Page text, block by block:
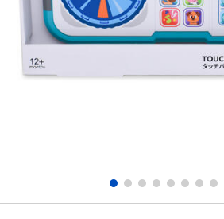
อุปกรณ์อิเล็คทรอนิกส์
กิจกรรมกลางแจ้งและกีฬา
X-Shot
Disney ดิสนีย์